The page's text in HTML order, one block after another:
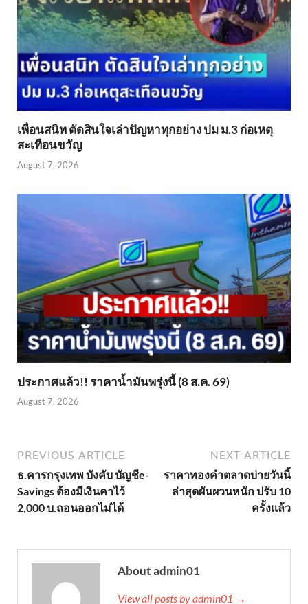
เพื่อนสนิท ตัดสินใจเล่าปัญหาทุกอย่าง ปม ม.3 ก่อเหตุ
สะเทือนขวัญ
August 7, 2026
ประกาศแล้ว!! ราคาน้ำมันพรุ่งนี้ (8 ส.ค. 69)
August 7, 2026
PREVIOUS ARTICLE
ธ.คารกรุงเทพ บังคับ บัญชีe-
Savings ต้องมีเงินคาไว้
2,000 บ.ถอนออกไม่ได้
NEXT ARTICLE
ราคาทองคำตลาดบ่ายวันนี้
ล่าสุดผันผวนหนัก ปรับ 10
ครั้งแล้ว
About admin01
View all posts by admin01 →